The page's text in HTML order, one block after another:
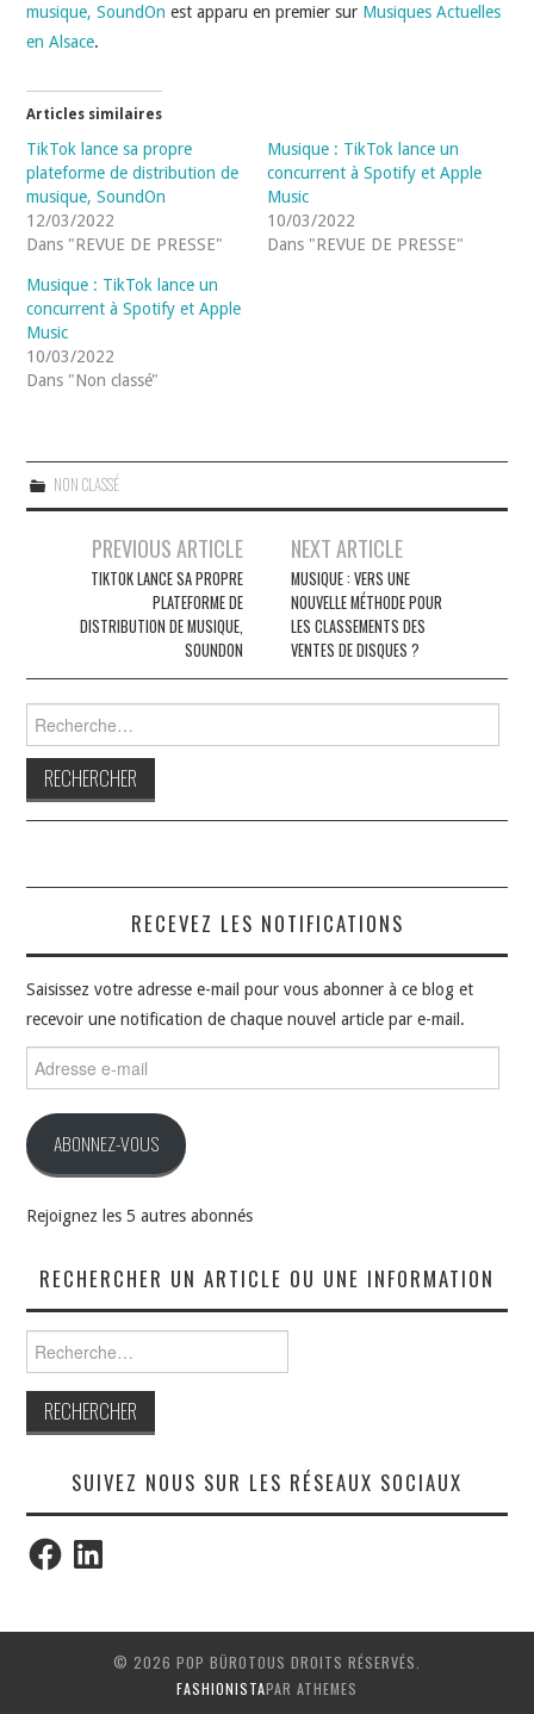
musique, SoundOn est apparu en premier sur Musiques Actuelles
en Alsace.
Articles similaires
TikTok lance sa propre
plateforme de distribution de
musique, SoundOn
12/03/2022
Dans "REVUE DE PRESSE"
Musique : TikTok lance un
concurrent à Spotify et Apple
Music
10/03/2022
Dans "REVUE DE PRESSE"
Musique : TikTok lance un
concurrent à Spotify et Apple
Music
10/03/2022
Dans "Non classé"
NON CLASSÉ
Navigation
articles
PREVIOUS ARTICLE
TIKTOK LANCE SA PROPRE
PLATEFORME DE
DISTRIBUTION DE MUSIQUE,
SOUNDON
NEXT ARTICLE
MUSIQUE : VERS UNE
NOUVELLE MÉTHODE POUR
LES CLASSEMENTS DES
VENTES DE DISQUES ?
RECEVEZ LES NOTIFICATIONS
Saisissez votre adresse e-mail pour vous abonner à ce blog et
recevoir une notification de chaque nouvel article par e-mail.
e-
ABONNEZ-VOUS
Rejoignez les 5 autres abonnés
RECHERCHER UN ARTICLE OU UNE INFORMATION
SUIVEZ NOUS SUR LES RÉSEAUX SOCIAUX
FacebookLinkedIn
© 2026 POP BÜROTOUS DROITS RÉSERVÉS.
FASHIONISTAPAR ATHEMES